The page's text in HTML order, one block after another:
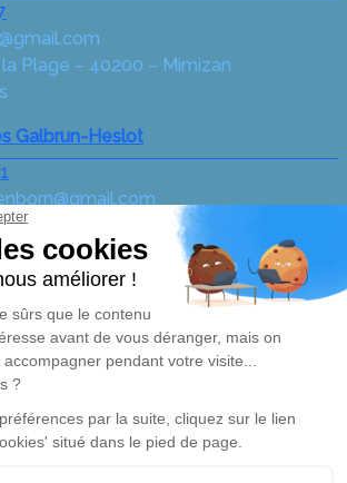
Plage – 40200 – Mimizan
Galbrun-Heslot
Guillaumet – 40160 – Parentis-en-
Liens utiles
Avis de décès
Demande de rendez-vous
Nos réseaux sociaux